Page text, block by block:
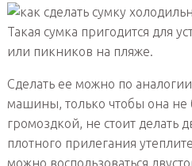
Такая сумка пригодится для
или пикников на пляже.
Сделать ее можно по
машины, только чтобы она
громоздкой, не стоит делать
плотного прилегания
можно воспользоваться